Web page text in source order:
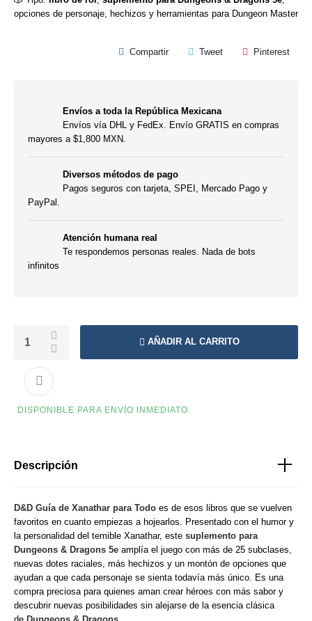
opciones de personaje, hechizos y herramientas para Dungeon Master
Compartir Tweet Pinterest
Envíos a toda la República Mexicana
Envíos vía DHL y FedEx. Envío GRATIS en compras
mayores a $1,800 MXN.
Diversos métodos de pago
Pagos seguros con tarjeta, SPEI, Mercado Pago y
PayPal.
Atención humana real
Te respondemos personas reales. Nada de bots
infinitos
AÑADIR AL CARRITO
DISPONIBLE PARA ENVÍO INMEDIATO
Descripción
D&D Guía de Xanathar para Todo es de esos libros que se vuelven
favoritos en cuanto empiezas a hojearlos. Presentado con el humor y
la personalidad del temible Xanathar, este suplemento para
Dungeons & Dragons 5e amplía el juego con más de 25 subclases,
nuevas dotes raciales, más hechizos y un montón de opciones que
ayudan a que cada personaje se sienta todavía más único. Es una
compra preciosa para quienes aman crear héroes con más sabor y
descubrir nuevas posibilidades sin alejarse de la esencia clásica